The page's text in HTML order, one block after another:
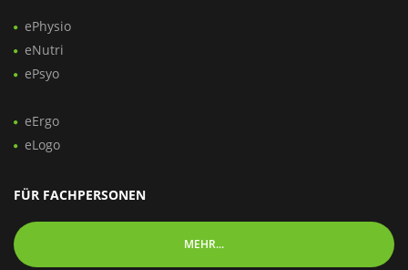
ePhysio
eNutri
ePsyo
eErgo
eLogo
FÜR FACHPERSONEN
MEHR...